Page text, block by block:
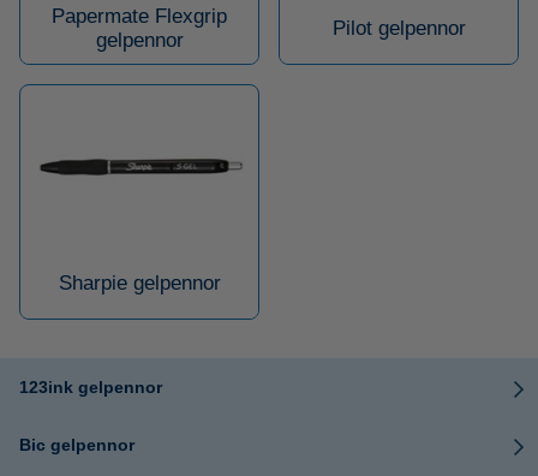
Papermate Flexgrip
gelpennor
Pilot gelpennor
Sharpie gelpennor
123ink gelpennor
Bic gelpennor